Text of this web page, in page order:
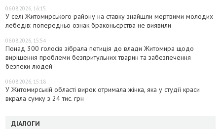
06.08.2026, 16:15
У селі Житомирського району на ставку знайшли мертвими молодих
лебедів: попередньо ознак браконьєрства не виявили
06.08.2026, 15:54
Понад 300 голосів зібрала петиція до влади Житомира щодо
вирішення проблеми безпритульних тварин та забезпечення
безпеки людей
06.08.2026, 15:18
У Житомирській області вирок отримала жінка, яка у студії краси
вкрала сумку з 24 тис. грн
ДІАЛОГИ